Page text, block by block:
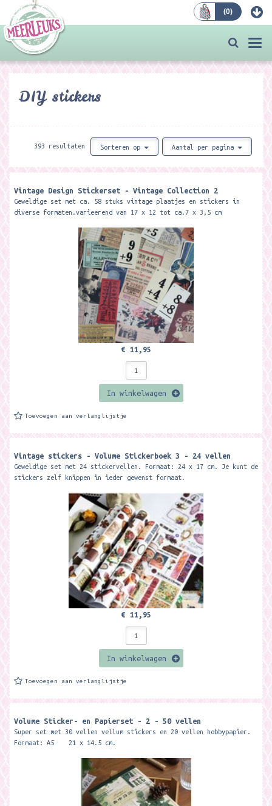
(0)
DIY stickers
393 resultaten Sorteren op Aantal per pagina
Vintage Design Stickerset - Vintage Collection 2
Geweldige set met ca. 58 stuks vintage plaatjes en stickers in
diverse formaten.varieerend van 17 x 12 tot ca.7 x 3,5 cm
€ 11,95
In winkelwagen
Toevoegen aan verlanglijstje
Vintage stickers - Volume Stickerboek 3 - 24 vellen
Geweldige set met 24 stickervellen. Formaat: 24 x 17 cm. Je kunt de
stickers zelf knippen in ieder gewenst formaat.
€ 11,95
In winkelwagen
Toevoegen aan verlanglijstje
Volume Sticker- en Papierset - 2 - 50 vellen
Super set met 30 vellen vellum stickers en 20 vellen hobbypapier.
Formaat: A5 21 x 14.5 cm.